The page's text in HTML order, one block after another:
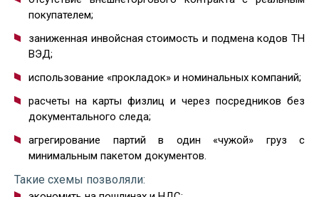
покупателем;
заниженная инвойсная стоимость и подмена кодов ТН
ВЭД;
использование «прокладок» и номинальных компаний;
расчеты на карты физлиц и через посредников без
документального следа;
агрегирование партий в один «чужой» груз с
минимальным пакетом документов.
Такие схемы позволяли: